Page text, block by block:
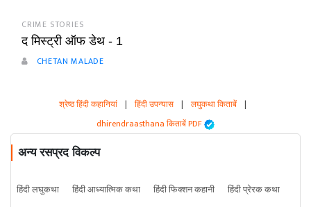
CRIME STORIES
द मिस्ट्री ऑफ डेथ - 1
CHETAN MALADE
श्रेष्ठ हिंदी कहानियां | हिंदी उपन्यास | लघुकथा किताबें |
dhirendraasthana किताबें PDF
अन्य रसप्रद विकल्प
हिंदी लघुकथा हिंदी आध्यात्मिक कथा हिंदी फिक्शन कहानी
हिंदी प्रेरक कथा